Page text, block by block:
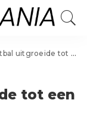
tot een populaire sport
tot een